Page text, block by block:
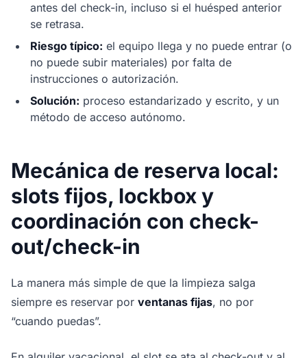
antes del check-in, incluso si el huésped anterior
se retrasa.
Riesgo típico: el equipo llega y no puede entrar (o
no puede subir materiales) por falta de
instrucciones o autorización.
Solución: proceso estandarizado y escrito, y un
método de acceso autónomo.
Mecánica de reserva local:
slots fijos, lockbox y
coordinación con check-
out/check-in
La manera más simple de que la limpieza salga
siempre es reservar por ventanas fijas, no por
“cuando puedas”.